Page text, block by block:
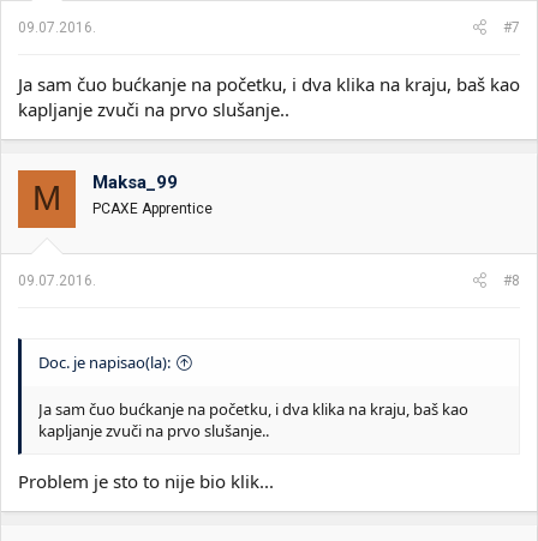
09.07.2016. #7
Ja sam čuo bućkanje na početku, i dva klika na kraju, baš kao
kapljanje zvuči na prvo slušanje..
M Maksa_99
PCAXE Apprentice
09.07.2016. #8
Doc. je napisao(la):
Ja sam čuo bućkanje na početku, i dva klika na kraju, baš kao
kapljanje zvuči na prvo slušanje..
Problem je sto to nije bio klik...